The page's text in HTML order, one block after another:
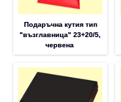
Подаръчна кутия тип
"възглавница" 23+20/5,
червена